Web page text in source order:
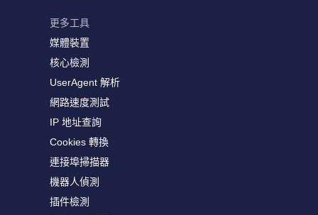
更多工具
媒體裝置
核心檢測
UserAgent 解析
網路速度測試
IP 地址查詢
Cookies 轉換
連接埠掃描器
機器人偵測
插件檢測